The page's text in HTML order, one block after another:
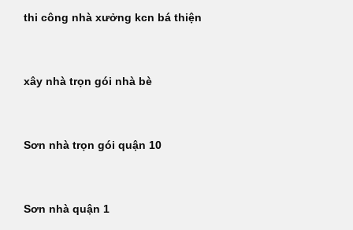
thi công nhà xưởng kcn bá thiện
xây nhà trọn gói nhà bè
Sơn nhà trọn gói quận 10
Sơn nhà quận 1